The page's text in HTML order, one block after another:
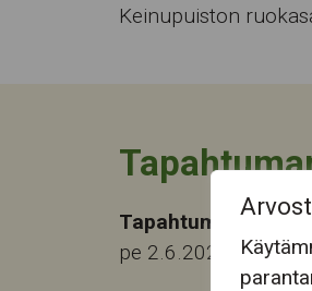
Keinupuiston
Tapahtuma-aika
pe 2.6.2023 13:00